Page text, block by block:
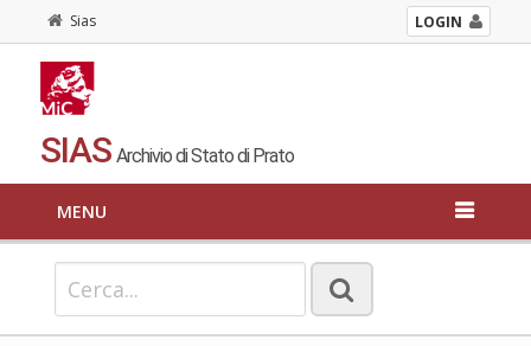
Sias LOGIN
SIAS Archivio di Stato di Prato
MENU